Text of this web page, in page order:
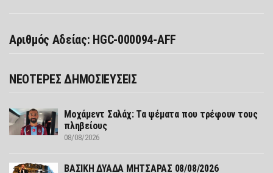
Αριθμός Αδείας: HGC-000094-AFF
ΝΕΟΤΕΡΕΣ ΔΗΜΟΣΙΕΥΣΕΙΣ
Μοχάμεντ Σαλάχ: Τα ψέματα που τρέφουν τους
πληβείους
08/08/2026
ΒΑΣΙΚΗ ΔΥΑΔΑ ΜΗΤΣΑΡΑΣ 08/08/2026